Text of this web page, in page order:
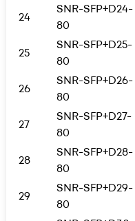
24
SNR-SFP+D24-
80
25
SNR-SFP+D25-
80
26
SNR-SFP+D26-
80
27
SNR-SFP+D27-
80
28
SNR-SFP+D28-
80
29
SNR-SFP+D29-
80